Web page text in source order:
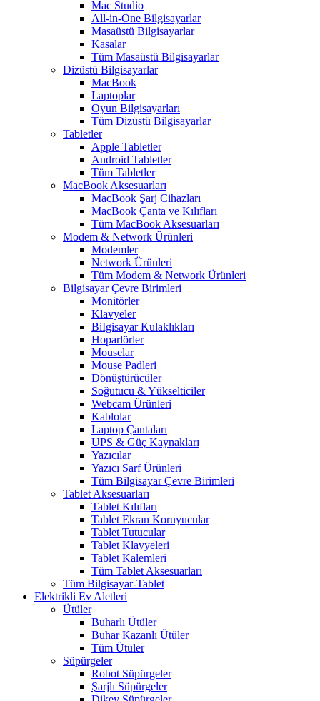
Mac Studio
All-in-One Bilgisayarlar
Masaüstü Bilgisayarlar
Kasalar
Tüm Masaüstü Bilgisayarlar
Dizüstü Bilgisayarlar
MacBook
Laptoplar
Oyun Bilgisayarları
Tüm Dizüstü Bilgisayarlar
Tabletler
Apple Tabletler
Android Tabletler
Tüm Tabletler
MacBook Aksesuarları
MacBook Şarj Cihazları
MacBook Çanta ve Kılıfları
Tüm MacBook Aksesuarları
Modem & Network Ürünleri
Modemler
Network Ürünleri
Tüm Modem & Network Ürünleri
Bilgisayar Çevre Birimleri
Monitörler
Klavyeler
BiIgisayar Kulaklıkları
Hoparlörler
Mouselar
Mouse Padleri
Dönüştürücüler
Soğutucu & Yükselticiler
Webcam Ürünleri
Kablolar
Laptop Çantaları
UPS & Güç Kaynakları
Yazıcılar
Yazıcı Sarf Ürünleri
Tüm Bilgisayar Çevre Birimleri
Tablet Aksesuarları
Tablet Kılıfları
Tablet Ekran Koruyucular
Tablet Tutucular
Tablet Klavyeleri
Tablet Kalemleri
Tüm Tablet Aksesuarları
Tüm Bilgisayar-Tablet
Elektrikli Ev Aletleri
Ütüler
Buharlı Ütüler
Buhar Kazanlı Ütüler
Tüm Ütüler
Süpürgeler
Robot Süpürgeler
Şarjlı Süpürgeler